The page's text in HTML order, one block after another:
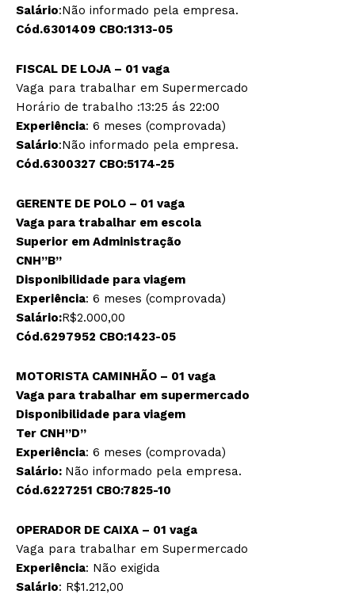
Salário:Não informado pela empresa.
Cód.6301409 CBO:1313-05
FISCAL DE LOJA – 01 vaga
Vaga para trabalhar em Supermercado
Horário de trabalho :13:25 ás 22:00
Experiência: 6 meses (comprovada)
Salário:Não informado pela empresa.
Cód.6300327 CBO:5174-25
GERENTE DE POLO – 01 vaga
Vaga para trabalhar em escola
Superior em Administração
CNH”B”
Disponibilidade para viagem
Experiência: 6 meses (comprovada)
Salário:R$2.000,00
Cód.6297952 CBO:1423-05
MOTORISTA CAMINHÃO – 01 vaga
Vaga para trabalhar em supermercado
Disponibilidade para viagem
Ter CNH”D”
Experiência: 6 meses (comprovada)
Salário: Não informado pela empresa.
Cód.6227251 CBO:7825-10
OPERADOR DE CAIXA – 01 vaga
Vaga para trabalhar em Supermercado
Experiência: Não exigida
Salário: R$1.212,00